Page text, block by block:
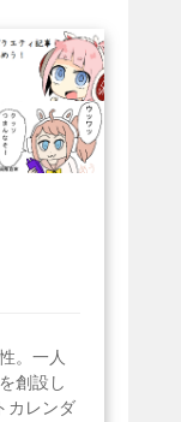
。一人
創設し
カレンダ